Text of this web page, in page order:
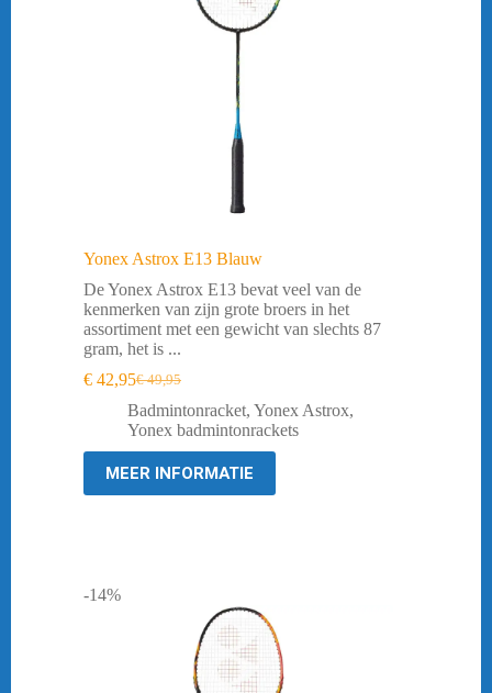
Yonex Astrox E13 Blauw
De Yonex Astrox E13 bevat veel van de
kenmerken van zijn grote broers in het
assortiment met een gewicht van slechts 87
gram, het is ...
€49,95
Oorspronkelijke
prijs
was:
€ 49,95.
€ 42,95Huidige
prijs
is:
€ 42,95.
Badmintonracket, Yonex Astrox,
Yonex badmintonrackets
MEER INFORMATIE
-14%